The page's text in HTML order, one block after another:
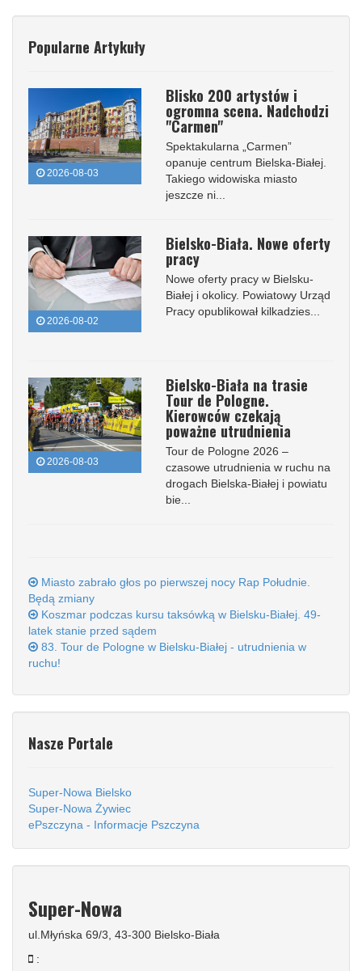
Popularne Artykuły
2026-08-03
Blisko 200 artystów i
ogromna scena. Nadchodzi
"Carmen"
Spektakularna „Carmen”
opanuje centrum Bielska-Białej.
Takiego widowiska miasto
jeszcze ni...
2026-08-02
Bielsko-Biała. Nowe oferty
pracy
Nowe oferty pracy w Bielsku-
Białej i okolicy. Powiatowy Urząd
Pracy opublikował kilkadzies...
2026-08-03
Bielsko-Biała na trasie
Tour de Pologne.
Kierowców czekają
poważne utrudnienia
Tour de Pologne 2026 –
czasowe utrudnienia w ruchu na
drogach Bielska-Białej i powiatu
bie...
Miasto zabrało głos po pierwszej nocy Rap Południe.
Będą zmiany
Koszmar podczas kursu taksówką w Bielsku-Białej. 49-
latek stanie przed sądem
83. Tour de Pologne w Bielsku-Białej - utrudnienia w
ruchu!
Nasze Portale
Super-Nowa Bielsko
Super-Nowa Żywiec
ePszczyna - Informacje Pszczyna
Super-Nowa
ul.Młyńska 69/3, 43-300 Bielsko-Biała
: